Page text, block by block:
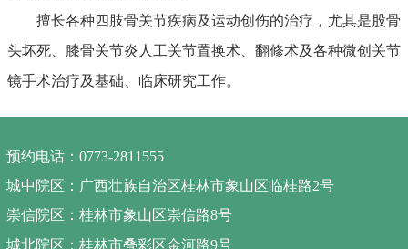
擅长各种四肢骨关节疾病及运动创伤的治疗，尤其是股骨
头坏死、膝骨关节炎人工关节置换术、翻修术及各种微创关节
镜手术治疗及基础、临床研究工作。
预约电话：0773-2811555
城中院区：广西壮族自治区桂林市象山区临桂路2号
崇信院区：桂林市象山区崇信路8号
城北院区：桂林市叠彩区金河路9号